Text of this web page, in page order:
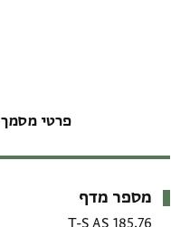
פרטי מסמך
מטא-דאטא
מספר מדף